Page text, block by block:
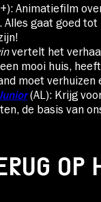
Animatiefilm
gaat goed
vertelt het
mooi huis,
moet verhuizen
(AL): Krijg
de basis van
OP